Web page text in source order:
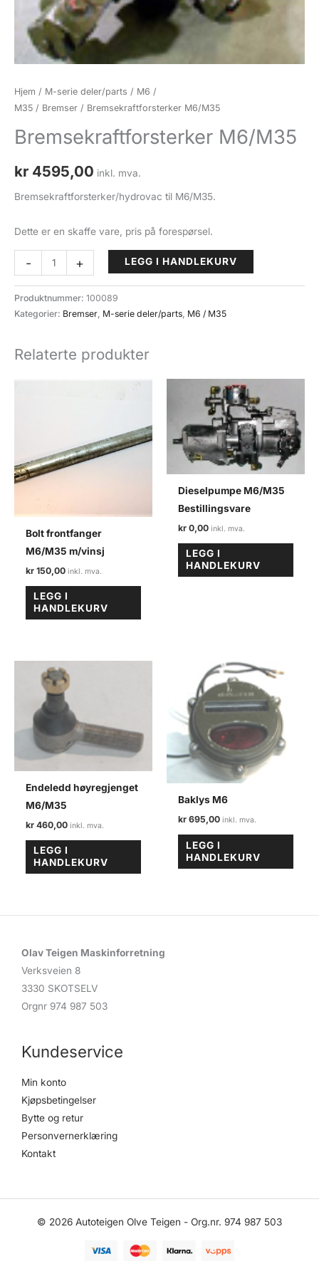
Hjem / M-serie deler/parts / M6 /
M35 / Bremser / Bremsekraftforsterker M6/M35
Bremsekraftforsterker M6/M35
kr 4595,00 inkl. mva.
Bremsekraftforsterker/hydrovac til M6/M35.
Dette er en skaffe vare, pris på forespørsel.
-
Bremsekraftforsterker
M6/M35
antall
+ LEGG I HANDLEKURV
Produktnummer: 100089
Kategorier: Bremser, M-serie deler/parts, M6 / M35
Relaterte produkter
Bolt frontfanger
M6/M35 m/vinsj
kr 150,00
LEGG I
HANDLEKURV
Dieselpumpe M6/M35
Bestillingsvare
kr 0,00
LEGG I
HANDLEKURV
Endeledd høyregjenget
M6/M35
kr 460,00
LEGG I
HANDLEKURV
Baklys M6
kr 695,00
LEGG I
HANDLEKURV
Olav Teigen Maskinforretning
Verksveien 8
3330 SKOTSELV
Orgnr 974 987 503
Kundeservice
Min konto
Kjøpsbetingelser
Bytte og retur
Personvernerklæring
Kontakt
© 2026 Autoteigen Olve Teigen - Org.nr. 974 987 503